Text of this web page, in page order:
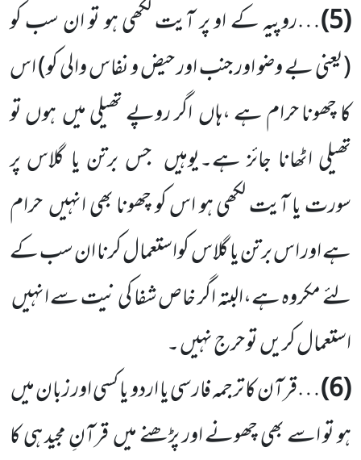
(5) …روپیہ کے او پر آیت لکھی ہو تو ان سب کو
(یعنی بے وضو اور جنب اور حیض و نفاس والی کو)اس
کا چھونا حرام ہے ،ہاں اگر روپے تھیلی میں ہوں تو
تھیلی اٹھانا جائز ہے۔یوہیں جس برتن یا گلاس پر
سورت یا آیت لکھی ہو اس کو چھونا بھی انہیں حرام
ہے اور اس برتن یا گلاس کواستعمال کرنا ان سب کے
لئے مکروہ ہے،البتہ اگر خاص شفا کی نیت سے انہیں
استعمال کریں تو حرج نہیں ۔
(6) …قرآن کا ترجمہ فارسی یا اردو یا کسی اور زبان میں
ہو تو اسے بھی چھونے اور پڑھنے میں قرآنِ مجید ہی کا